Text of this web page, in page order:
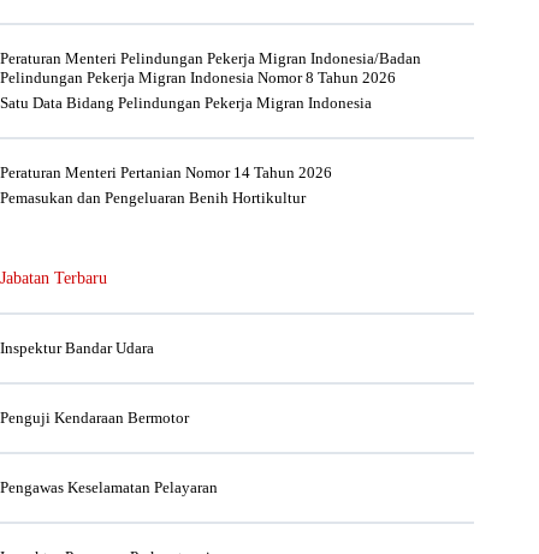
Peraturan Menteri Pelindungan Pekerja Migran Indonesia/Badan
Pelindungan Pekerja Migran Indonesia Nomor 8 Tahun 2026
Satu Data Bidang Pelindungan Pekerja Migran Indonesia
Peraturan Menteri Pertanian Nomor 14 Tahun 2026
Pemasukan dan Pengeluaran Benih Hortikultur
Jabatan Terbaru
Inspektur Bandar Udara
Penguji Kendaraan Bermotor
Pengawas Keselamatan Pelayaran